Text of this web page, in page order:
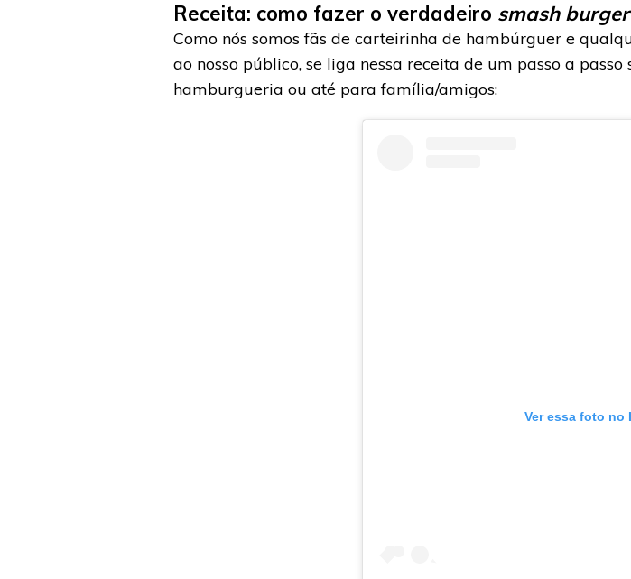
Receita: como fazer o verdadeiro smash burger
Como nós somos fãs de carteirinha de hambúrguer e
ao nosso público, se liga nessa receita de um passo a
hamburgueria ou até para família/amigos:
Ver essa foto no